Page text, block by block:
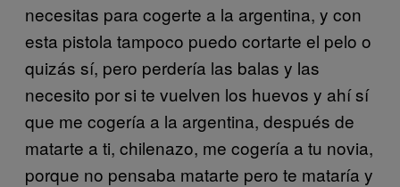
necesitas para cogerte a la argentina, y con
esta pistola tampoco puedo cortarte el pelo o
quizás sí, pero perdería las balas y las
necesito por si te vuelven los huevos y ahí sí
que me cogería a la argentina, después de
matarte a ti, chilenazo, me cogería a tu novia,
porque no pensaba matarte pero te mataría y